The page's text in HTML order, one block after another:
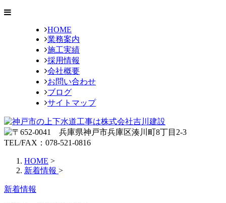
HOME
業務案内
施工実績
採用情報
会社概要
お問い合わせ
ブログ
サイトマップ
HOME >
新着情報 >
新着情報